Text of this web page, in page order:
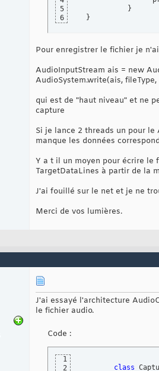
5
6
}
}
Pour enregistrer le fichier je
AudioInputStream ais = new
AudioSystem.write(ais,
qui est de "haut niveau" et ne
capture
Si je lance 2 threads un pour
manque les données
Y a t il un moyen pour écrire le
TargetDataLines à partir de la
J'ai fouillé sur le net et je ne
Merci de vos lumières.
J'ai essayé l'architecture
le fichier audio.
Code :
1
2
class